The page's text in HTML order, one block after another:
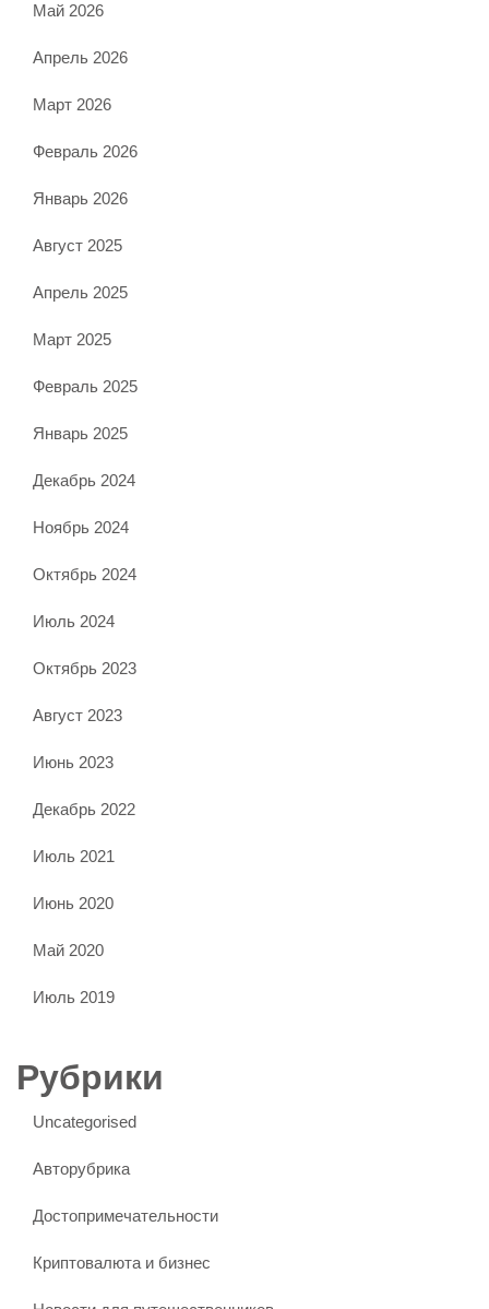
Май 2026
Апрель 2026
Март 2026
Февраль 2026
Январь 2026
Август 2025
Апрель 2025
Март 2025
Февраль 2025
Январь 2025
Декабрь 2024
Ноябрь 2024
Октябрь 2024
Июль 2024
Октябрь 2023
Август 2023
Июнь 2023
Декабрь 2022
Июль 2021
Июнь 2020
Май 2020
Июль 2019
Рубрики
Uncategorised
Авторубрика
Достопримечательности
Криптовалюта и бизнес